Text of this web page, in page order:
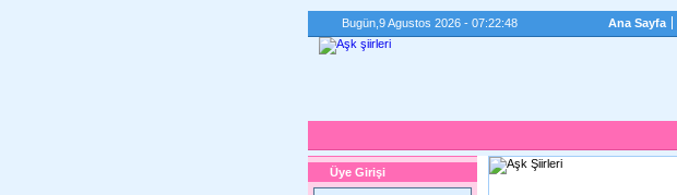
Bugün, 9 Agustos 2026 - 07:22:49 Ana Sayfa
Üye Girişi